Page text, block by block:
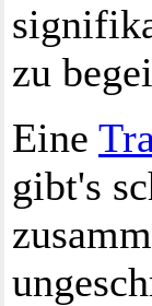
zu
Eine
gibt's